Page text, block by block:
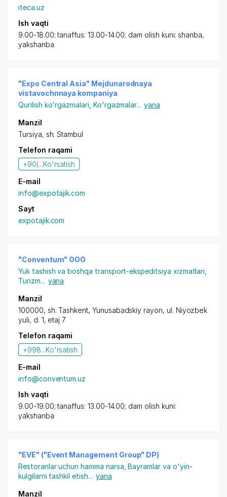
iteca.uz
Ish vaqti
9.00-18.00; tanaffus: 13.00-14.00; dam olish kuni: shanba,
yakshanba
"Expo Central Asia" Mejdunarodnaya
vistavochnnaya kompaniya
Qurilish ko'rgazmalari Ko'rgazmalar... yana
Manzil
Tursiya, sh. Stambul
Telefon raqami
+90(...Ko'rsatish
E-mail
info@expotajik.com
Sayt
expotajik.com
"Conventum" OOO
Yuk tashish va boshqa transport-ekspeditsiya xizmatlari
Turizm... yana
Manzil
100000, sh. Tashkent, Yunusabadskiy rayon, ul. Niyozbek
yuli, d. 1, etaj 7
Telefon raqami
+998...Ko'rsatish
E-mail
info@conventum.uz
Ish vaqti
9.00-19.00; tanaffus: 13.00-14.00; dam olish kuni:
yakshanba
"EVE" ("Event Management Group" DP)
Restoranlar uchun hamma narsa ,Bayramlar va o'yin-
kulgilarni tashkil etish... yana
Manzil